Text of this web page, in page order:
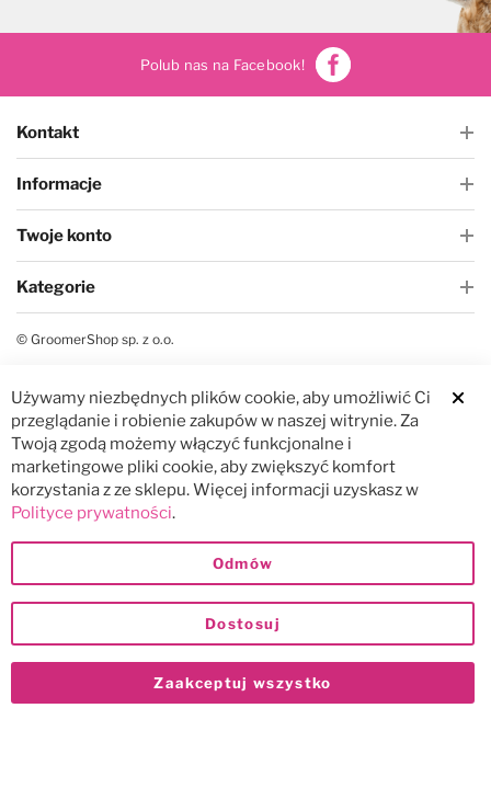
Polub nas na Facebook!
Kontakt
Informacje
Twoje konto
Kategorie
© GroomerShop sp. z o.o.
Używamy niezbędnych plików cookie, aby umożliwić Ci
przeglądanie i robienie zakupów w naszej witrynie. Za
Twoją zgodą możemy włączyć funkcjonalne i
marketingowe pliki cookie, aby zwiększyć komfort
korzystania z ze sklepu. Więcej informacji uzyskasz w
Polityce prywatności.
Zaakceptuj wszystko
Dostosuj
Odmów